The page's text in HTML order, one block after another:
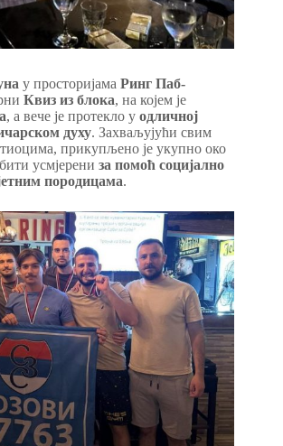
у просторијама Ринг Паб-
Квиз из блока, на којем је
, а вече је протекло у одличној
духу. Захваљујући свим
прикупљено је укупно око
усмјерени за помоћ социјално
породицама.